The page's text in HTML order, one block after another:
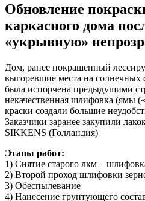
Обновление
каркасного дома
«укрывную»
Дом, ранее покрашенный
выгоревшие места на солнечных
была испорчена предыдущими
некачественная шлифовка (ямы
краски создали большие
Заказчики заранее закупили
SIKKENS (Голландия)
Этапы работ:
1) Снятие старого лкм –
2) Второй проход шлифовки
3) Обеспылевание
4) Нанесение грунтующего